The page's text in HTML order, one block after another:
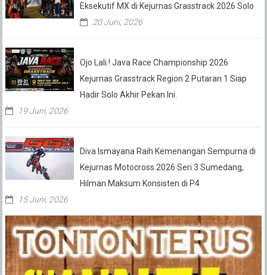
Eksekutif MX di Kejurnas Grasstrack 2026 Solo
20 Juni, 2026
Ojo Lali.! Java Race Championship 2026
Kejurnas Grasstrack Region 2 Putaran 1 Siap
Hadir Solo Akhir Pekan Ini.
19 Juni, 2026
Diva Ismayana Raih Kemenangan Sempurna di
Kejurnas Motocross 2026 Seri 3 Sumedang,
Hilman Maksum Konsisten di P4
15 Juni, 2026